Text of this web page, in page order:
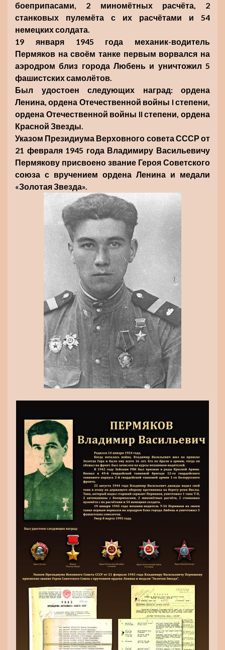
боеприпасами, 2 миномётных расчёта, 2
станковых пулемёта с их расчётами и 54
немецких солдата.
19 января 1945 года механик-водитель
Пермяков на своём танке первым ворвался на
аэродром близ города Любень и уничтожил 5
фашистских самолётов.
Был удостоен следующих наград: ордена
Ленина, ордена Отечественной войны I степени,
ордена Отечественной войны II степени, ордена
Красной Звезды.
Указом Президиума Верховного совета СССР от
21 февраля 1945 года Владимиру Васильевичу
Пермякову присвоено звание Героя Советского
союза с вручением ордена Ленина и медали
«Золотая Звезда».